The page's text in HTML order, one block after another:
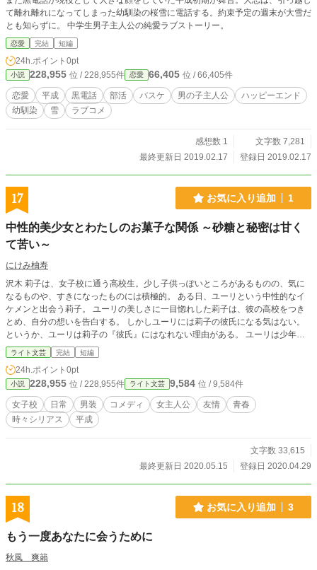
の方言でネイティブ話者は百人程度（適当）であった事をつ
いでに申し添えておきます（豆知識）
て離れ離れになってしまった幼馴染の桜雪に電話する。約束予定の週末が大雪だ
とも知らずに。 中学生男子主人公の純愛ラブストーリー。
恋愛 完結 短編
24h.ポイント 0pt
小説 228,955 位 / 228,955件 恋愛 66,405 位 / 66,405件
恋愛 平成 黒電話 部活 バスケ 男の子主人公
ハッピーエンド
幼馴染
雪 ラブコメ
感想数 1
文字数 7,281
最終更新日 2019.02.17
登録日 2019.02.17
17 お気に入り追加 1
中性的美少女とわたしのお菓子な関係 ～砂糖と秘密は甘く
て苦い～
にけみ柚寿
沢木 莉子は、女子校に通う高校生。少し子供っぽいところがあるものの、気に
なるものや、すきになったものには積極的。 ある日、ユーリという中性的なイ
ケメンと出会う莉子。 ユーリの美しさに一目惚れした莉子は、彼の高校をつき
とめ、自分の想いを告白する。 しかしユーリには莉子の彼氏になる気はない。
というか、ユーリは莉子の『彼氏』にはなれない理由がある。 ユーリは少年で
はなく、少女だった。 一度はユーリあきらめた莉子だが、彼もとい彼女の持つ
不思議な雰囲気に惹かれてしまった莉子は『恋人』がだめなら『友達』になれば
いいと思いなおす。 ユーリも、友達ならかまわないと承諾する。 友達づきあい
をするようなったユーリは、莉子にやさしく接する。 だがユーリは莉子に「本
当の秘密」を話していない。そのため、ユーリは……
ライト文芸 完結 短編
24h.ポイント 0pt
小説 228,955 位 / 228,955件 ライト文芸 9,584 位 / 9,584件
女子校 日常 男装 コメディ 女主人公 友情
青春
時々シリアス
平成
文字数 33,615
最終更新日 2020.05.15
登録日 2020.04.29
18 お気に入り追加 3
もう一度あなたに会うために
秋風 爽籟